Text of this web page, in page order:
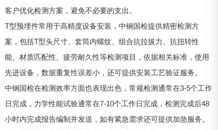
客户优化检测方案，避免不必要的支出。
T型预埋件常用于高精度设备安装，中钢国检提供精密检测方
案，包括T型头尺寸、套筒内螺纹、组合抗拉拔力、抗扭转性
能、材质匹配性、疲劳耐久性等检测项目，依据相关标准，使用
先进设备，数据重复性误差小，还可提供安装工艺验证服务。
中钢国检在检测效率方面也表现出色，常规检测通常在3-5个工作
日完成，力学性能试验通常在7-10个工作日完成，检测完成后48
小时内完成报告编制并发送，如有紧急需求还可提供加急服务。